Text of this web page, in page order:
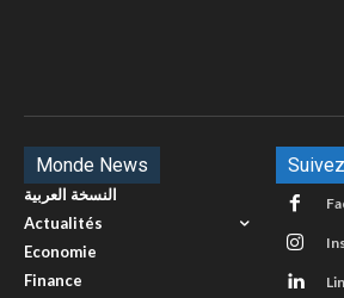
Monde News
النسخة العربية
Actualités
Economie
Finance